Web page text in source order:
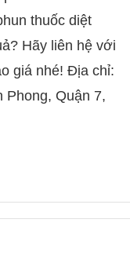
thuốc diệt
Hãy liên hệ với
giá nhé! Địa chỉ:
Phong, Quận 7,